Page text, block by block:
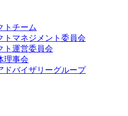
トチーム
トマネジメント委員会
ト運営委員会
理事会
ドバイザリーグループ